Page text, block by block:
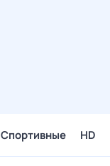
Спортивные HD